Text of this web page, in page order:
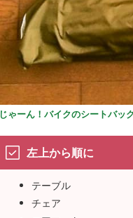
じゃーん！バイクのシートバッ
左上から順に
テーブル
チェア